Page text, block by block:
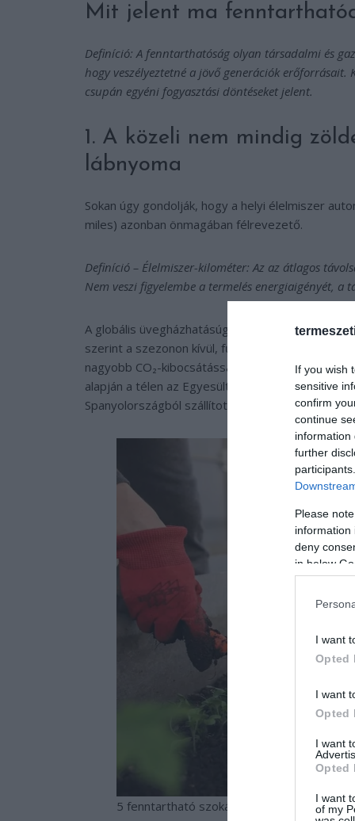
If you wish
sensitive
confirm
continue
information
further
Please
information
deny
in below
I want
Opted
I want
Opted
I want
Opted
I want
of my
Mit jelent ma
Definíció: A fenntarthatóság olyan társadalmi és
hogy veszélyeztetné a jövő generációk
csupán egyéni fogyasztási döntéseket jelent.
1. A közeli nem mindig
lábnyoma
Sokan úgy gondolják, hogy a helyi élelmiszer
miles) azonban önmagában félrevezető.
Definíció – Élelmiszer-kilométer: Az az átlagos
Nem veszi figyelembe a termelés energiaigényét, a
A globális üvegházhatásúgáz-kibocsátás több
szerint a szezonon kívül, fűtött üvegházban
nagyobb CO₂-kibocsátással járhatnak, mint az
alapján a télen az Egyesült Királyságban
Spanyolországból szállítotté, mivel a fűtött
5 fenntartható szokás, ami jónak tűnik